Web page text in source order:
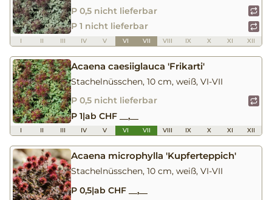
P 0,5 nicht lieferbar
P 1 nicht lieferbar
I II III IV V VI VII VIII IX X XI XII
Acaena caesiiglauca 'Frikarti'
Stachelnüsschen, 10 cm, weiß, VI-VII
P 0,5 nicht lieferbar
P 1|ab CHF __,__
I II III IV V VI VII VIII IX X XI XII
Acaena microphylla 'Kupferteppich'
Stachelnüsschen, 10 cm, weiß, VI-VII
P 0,5|ab CHF __,__